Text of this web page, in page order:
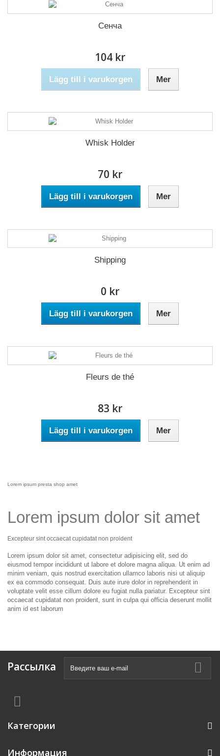
Сенча
104 kr
Lägg till i varukorgen Mer
Whisk Holder
70 kr
Lägg till i varukorgen Mer
Shipping
0 kr
Lägg till i varukorgen Mer
Fleurs de thé
83 kr
Lägg till i varukorgen Mer
Lorem ipsum presta shop amet
Lorem ipsum dolor sit amet
Excepteur sint occaecat cupidatat non proident
Lorem ipsum dolor sit amet, consectetur adipisicing elit, sed do
eiusmod tempor incididunt ut labore et dolore magna aliqua. Ut enim ad
minim veniam, quis nostrud exercitation ullamco laboris nisi ut aliquip
ex ea commodo consequat. Duis aute irure dolor in reprehenderit in
voluptate velit esse cillum dolore eu fugiat nulla pariatur. Excepteur sint
occaecat cupidatat non proident, sunt in culpa qui officia deserunt mollit
anim id est laborum
Рассылка
Категории
Информация